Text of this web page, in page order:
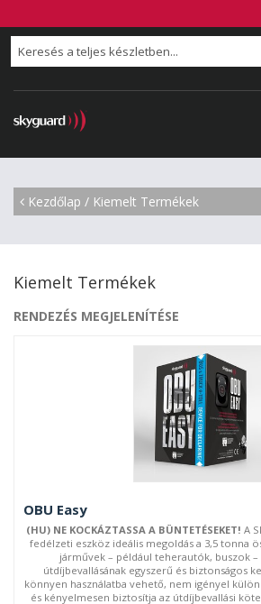
Kezdőlap / Kiemelt Termékek
Kiemelt Termékek
RENDEZÉS MEGJELENÍTÉSE
OBU Easy
(HU) NE KOCKÁZTASSA A BÜNTETÉSEKET! A
fedélzeti eszköz ideális megoldás a 3,5 tonna
járművek – például teherautók, buszok –
útdíjbevallásának egyszerű és biztonságos
könnyen használatba vehető, nem igényel
és kényelmesen biztosítja az útdíjbevallási